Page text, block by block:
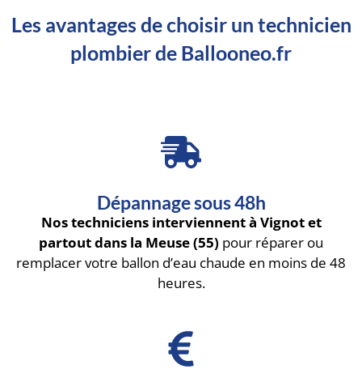
Les avantages de choisir un technicien
plombier de Ballooneo.fr
Dépannage sous 48h
Nos techniciens interviennent à Vignot et
partout dans la Meuse (55) pour réparer ou
remplacer votre ballon d’eau chaude en moins de 48
heures.